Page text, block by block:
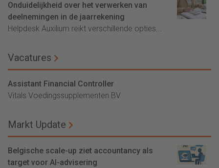
Onduidelijkheid over het verwerken van
deelnemingen in de jaarrekening
Helpdesk Auxilium reikt verschillende opties...
Vacatures
Assistant Financial Controller
Vitals Voedingssupplementen BV
Markt Update
Belgische scale-up ziet accountancy als
target voor AI-advisering